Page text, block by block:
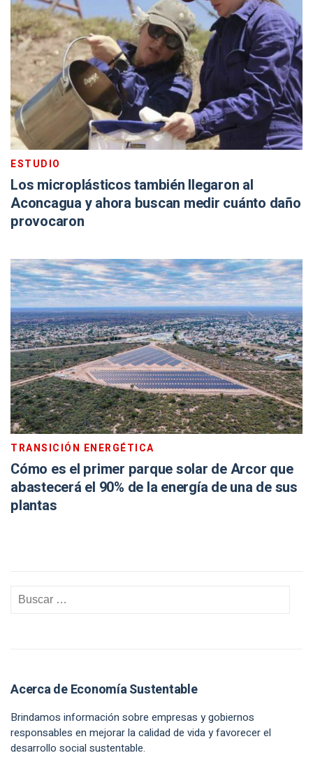
ESTUDIO
Los microplásticos también llegaron al
Aconcagua y ahora buscan medir cuánto daño
provocaron
TRANSICIÓN ENERGÉTICA
Cómo es el primer parque solar de Arcor que
abastecerá el 90% de la energía de una de sus
plantas
Acerca de Economía Sustentable
Brindamos información sobre empresas y gobiernos
responsables en mejorar la calidad de vida y favorecer el
desarrollo social sustentable.